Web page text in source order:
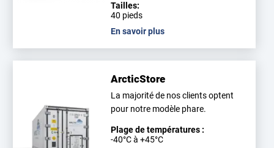
Tailles:
40 pieds
En savoir plus
ArcticStore
La majorité de nos clients optent
pour notre modèle phare.
Plage de températures :
-40°C à +45°C